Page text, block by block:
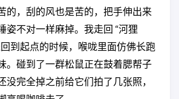
的，刮的风也是苦的，把手伸出来
姿不对一样麻掉。我走回 “河狸
到起点的时候，喉咙里面仿佛长跑
。碰到了一群松鼠正在鼓着腮帮子
没完全掉之前给它们拍了几张照，